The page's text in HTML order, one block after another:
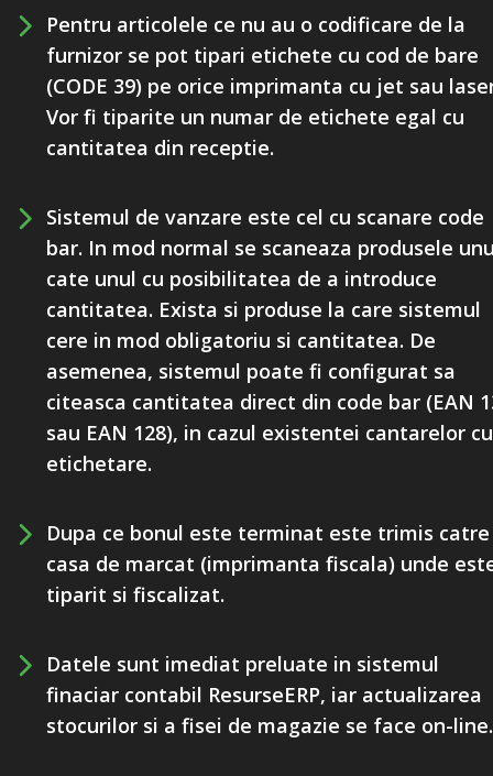
Pentru articolele ce nu au o codificare de la
furnizor se pot tipari etichete cu cod de bare
(CODE 39) pe orice imprimanta cu jet sau
Vor fi tiparite un numar de etichete egal cu
cantitatea din receptie.
Sistemul de vanzare este cel cu scanare code
bar. In mod normal se scaneaza produsele
cate unul cu posibilitatea de a introduce
cantitatea. Exista si produse la care sistemul
cere in mod obligatoriu si cantitatea. De
asemenea, sistemul poate fi configurat sa
citeasca cantitatea direct din code bar (EAN
sau EAN 128), in cazul existentei cantarelor cu
etichetare.
Dupa ce bonul este terminat este trimis catre
casa de marcat (imprimanta fiscala) unde
tiparit si fiscalizat.
Datele sunt imediat preluate in sistemul
finaciar contabil ResurseERP, iar actualizarea
stocurilor si a fisei de magazie se face on-line.